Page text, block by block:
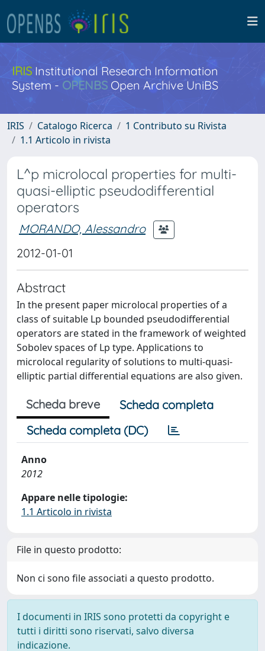
IRISInstitutional Research Information
System - OPENBS Open Archive UniBS
IRIS Catalogo Ricerca
1 Contributo su Rivista
1.1 Articolo in rivista
L^p microlocal properties for multi-
quasi-elliptic pseudodifferential
operators
MORANDO, Alessandro
2012-01-01
Abstract
In the present paper microlocal properties of a
class of suitable Lp bounded pseudodifferential
operators are stated in the framework of weighted
Sobolev spaces of Lp type. Applications to
microlocal regularity of solutions to multi-quasi-
elliptic partial differential equations are also given.
Scheda breve
Scheda completa
Scheda completa (DC)
Anno
2012
Appare nelle tipologie:
1.1 Articolo in rivista
File in questo prodotto:
Non ci sono file associati a questo prodotto.
I documenti in IRIS sono protetti da copyright e
tutti i diritti sono riservati, salvo diversa
indicazione.